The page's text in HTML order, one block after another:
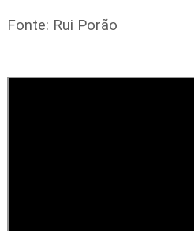
Fonte: Rui Porão